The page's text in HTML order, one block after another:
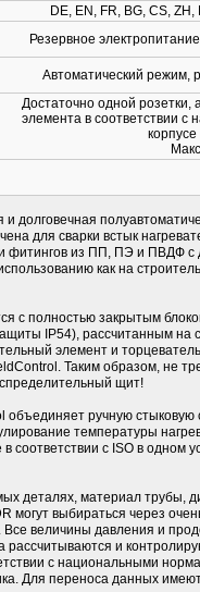
DE, EN, FR, BG, CS,
Резервное
Автоматический режим,
Достаточно одной розетки,
элемента в соответствии с
корпусе
и долговечная
для сварки встык
фитингов из ПП, ПЭ и ПВДФ с
как на
с полностью закрытым
IP54), рассчитанным на
элемент и
Таким образом, не
щит!
объединяет ручную стыковую
температуры
соответствии с ISO в одном
деталях, материал трубы,
могут выбираться через
величины давления и
рассчитываются и
с национальными
Для переноса данных